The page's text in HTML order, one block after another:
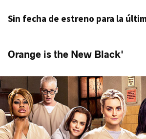
Sin fecha de estreno para la
Orange is the New Black'